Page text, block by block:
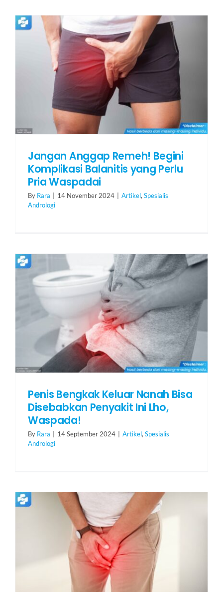
Jangan Anggap Remeh! Begini
Komplikasi Balanitis yang Perlu
Pria Waspadai
By Rara 14 November 2024 Artikel, Spesialis
Andrologi
Penis Bengkak Keluar Nanah Bisa
Disebabkan Penyakit Ini Lho,
Waspada!
By Rara 14 September 2024 Artikel, Spesialis
Andrologi